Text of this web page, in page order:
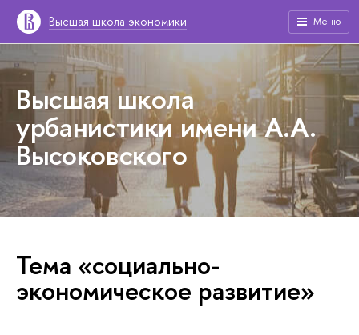
Высшая школа экономики Меню
Высшая школа
урбанистики имени А.А.
Высоковского
Тема «социально-
экономическое развитие»